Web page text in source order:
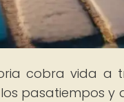
cobra vida a
pasatiempos y